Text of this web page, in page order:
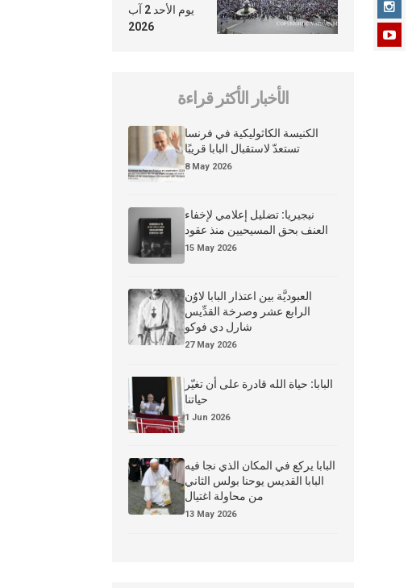
يوم الأحد 2 آب
2026
الأخبار الأكثر قراءة
الكنيسة الكاثوليكية في فرنسا
تستعدّ لاستقبال البابا قريبًا
8 May 2026
نيجيريا: تضليل إعلامي لإخفاء
العنف بحق المسيحيين منذ عقود
15 May 2026
العبوديَّة بين اعتذار البابا لاوُن
الرابع عشر وصرخة القدِّيس
شارل دي فوكو
27 May 2026
البابا: حياة الله قادرة على أن تغيّر
حياتنا
1 Jun 2026
البابا يركع في المكان الذي نجا فيه
البابا القديس يوحنا بولس الثاني
من محاولة اغتيال
13 May 2026